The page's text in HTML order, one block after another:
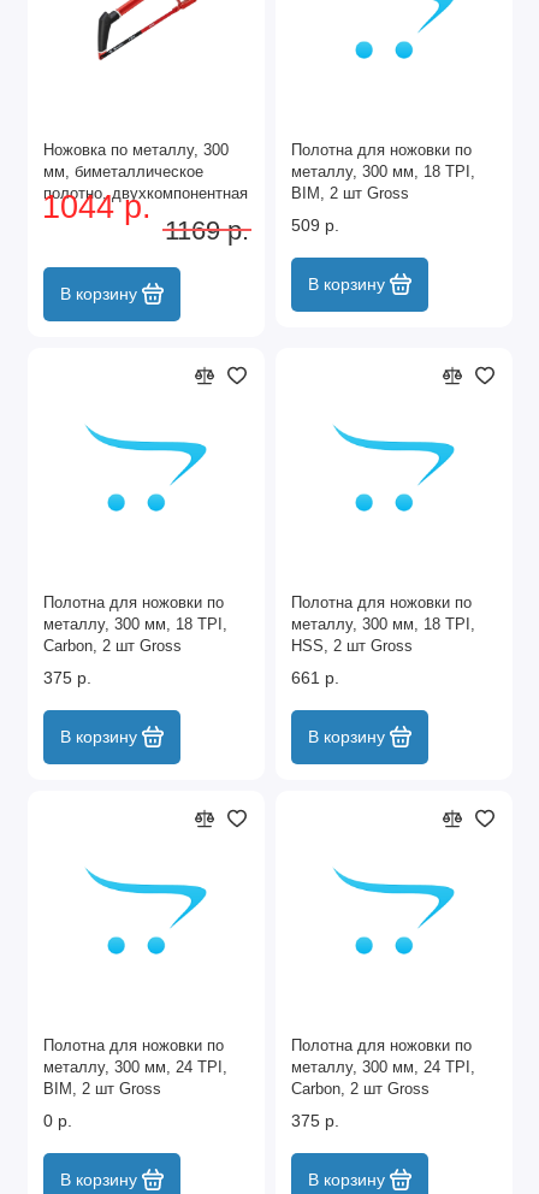
Ножовка по металлу, 300
мм, биметаллическое
полотно, двухкомпонентная
рукоятка Matrix Professional
1044 р.
1169 р.
В корзину
Полотна для ножовки по
металлу, 300 мм, 18 TPI,
BIM, 2 шт Gross
509 р.
В корзину
Полотна для ножовки по
металлу, 300 мм, 18 TPI,
Carbon, 2 шт Gross
375 р.
В корзину
Полотна для ножовки по
металлу, 300 мм, 18 TPI,
HSS, 2 шт Gross
661 р.
В корзину
Полотна для ножовки по
металлу, 300 мм, 24 TPI,
BIM, 2 шт Gross
0 р.
В корзину
Полотна для ножовки по
металлу, 300 мм, 24 TPI,
Carbon, 2 шт Gross
375 р.
В корзину